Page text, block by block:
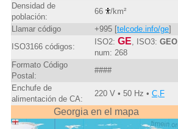
Densidad de
población:
66
/km²
Llamar código
+995 [telcode.info/ge]
ISO3166 códigos:
ISO2: GE , ISO3: GEO,
num: 268
Formato Código
Postal:
####
Enchufe de
alimentación de CA:
220 V • 50 Hz • C,F
Georgia en el mapa